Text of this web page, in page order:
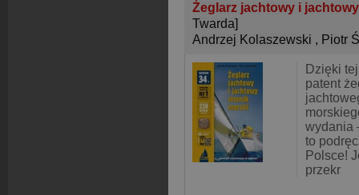
Żeglarz jachtowy i
Twarda]
Andrzej Kolaszewski , Piotr
Dzięki
patent
wydania
to
Polsce!
przekr